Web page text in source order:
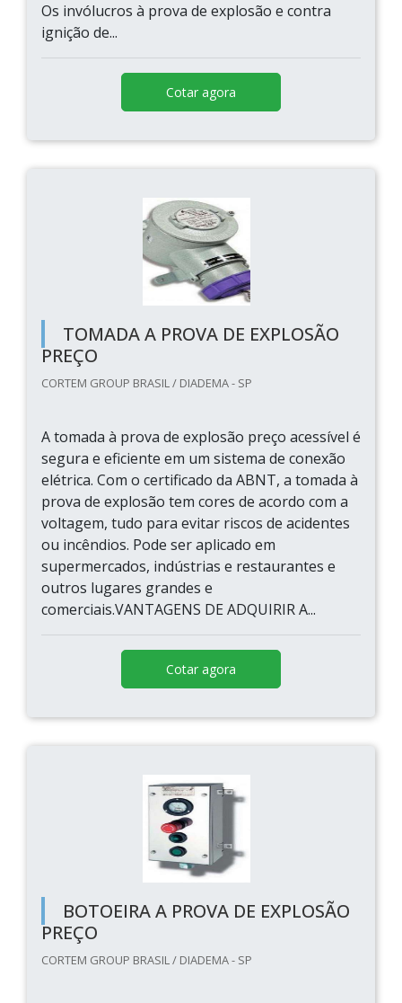
Os invólucros à prova de explosão e contra
ignição de...
Cotar agora
TOMADA A PROVA DE EXPLOSÃO
PREÇO
CORTEM GROUP BRASIL / DIADEMA - SP
A tomada à prova de explosão preço acessível é
segura e eficiente em um sistema de conexão
elétrica. Com o certificado da ABNT, a tomada à
prova de explosão tem cores de acordo com a
voltagem, tudo para evitar riscos de acidentes
ou incêndios. Pode ser aplicado em
supermercados, indústrias e restaurantes e
outros lugares grandes e
comerciais.VANTAGENS DE ADQUIRIR A...
Cotar agora
BOTOEIRA A PROVA DE EXPLOSÃO
PREÇO
CORTEM GROUP BRASIL / DIADEMA - SP